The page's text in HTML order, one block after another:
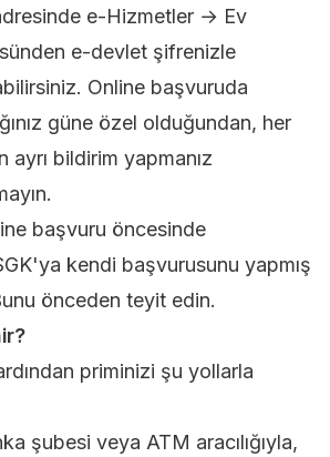
e-Hizmetler → Ev
e-devlet şifrenizle
Online başvuruda
güne özel olduğundan, her
ayrı bildirim yapmanız
başvuru öncesinde
kendi başvurusunu yapmış
önceden teyit edin.
priminizi şu yollarla
şubesi veya ATM aracılığıyla,